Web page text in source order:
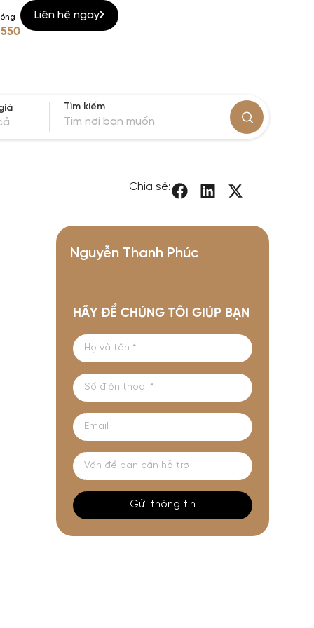
Liên hệ ngay
Tìm kiếm
Chia sẻ:
Nguyễn Thanh Phúc
HÃY ĐỂ CHÚNG TÔI GIÚP BẠN
Gửi thông tin